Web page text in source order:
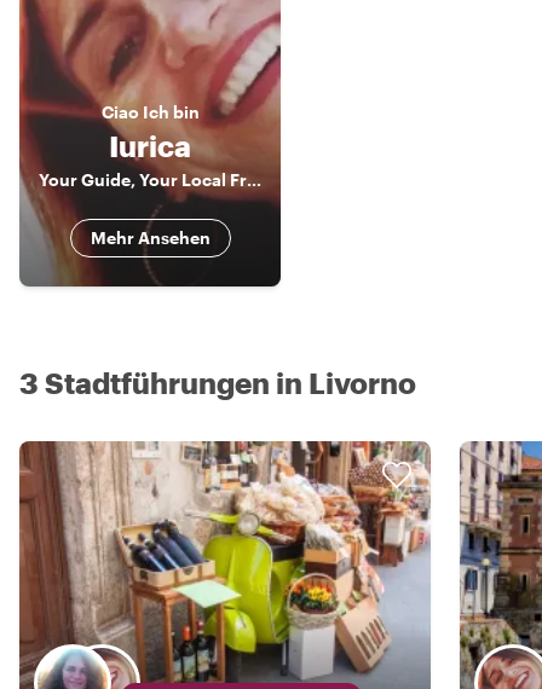
Ciao Ich bin
Iurica
Your Guide, Your Local Friend!!! In Livorno, Florence & Pisa
Mehr Ansehen
3 Stadtführungen in Livorno